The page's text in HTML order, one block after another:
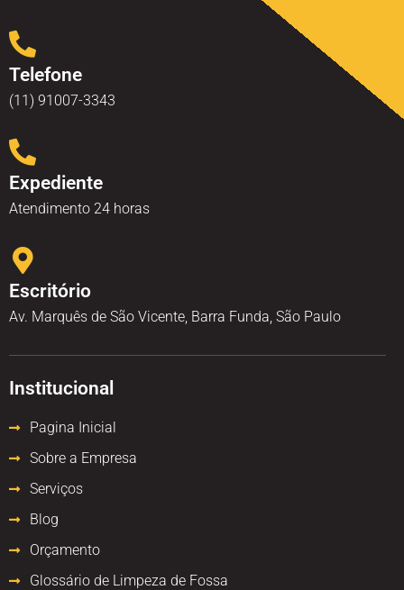
Telefone
(11) 91007-3343
Expediente
Atendimento 24 horas
Escritório
Av. Marquês de São Vicente, Barra Funda, São Paulo
Institucional
Pagina Inicial
Sobre a Empresa
Serviços
Blog
Orçamento
Glossário de Limpeza de Fossa